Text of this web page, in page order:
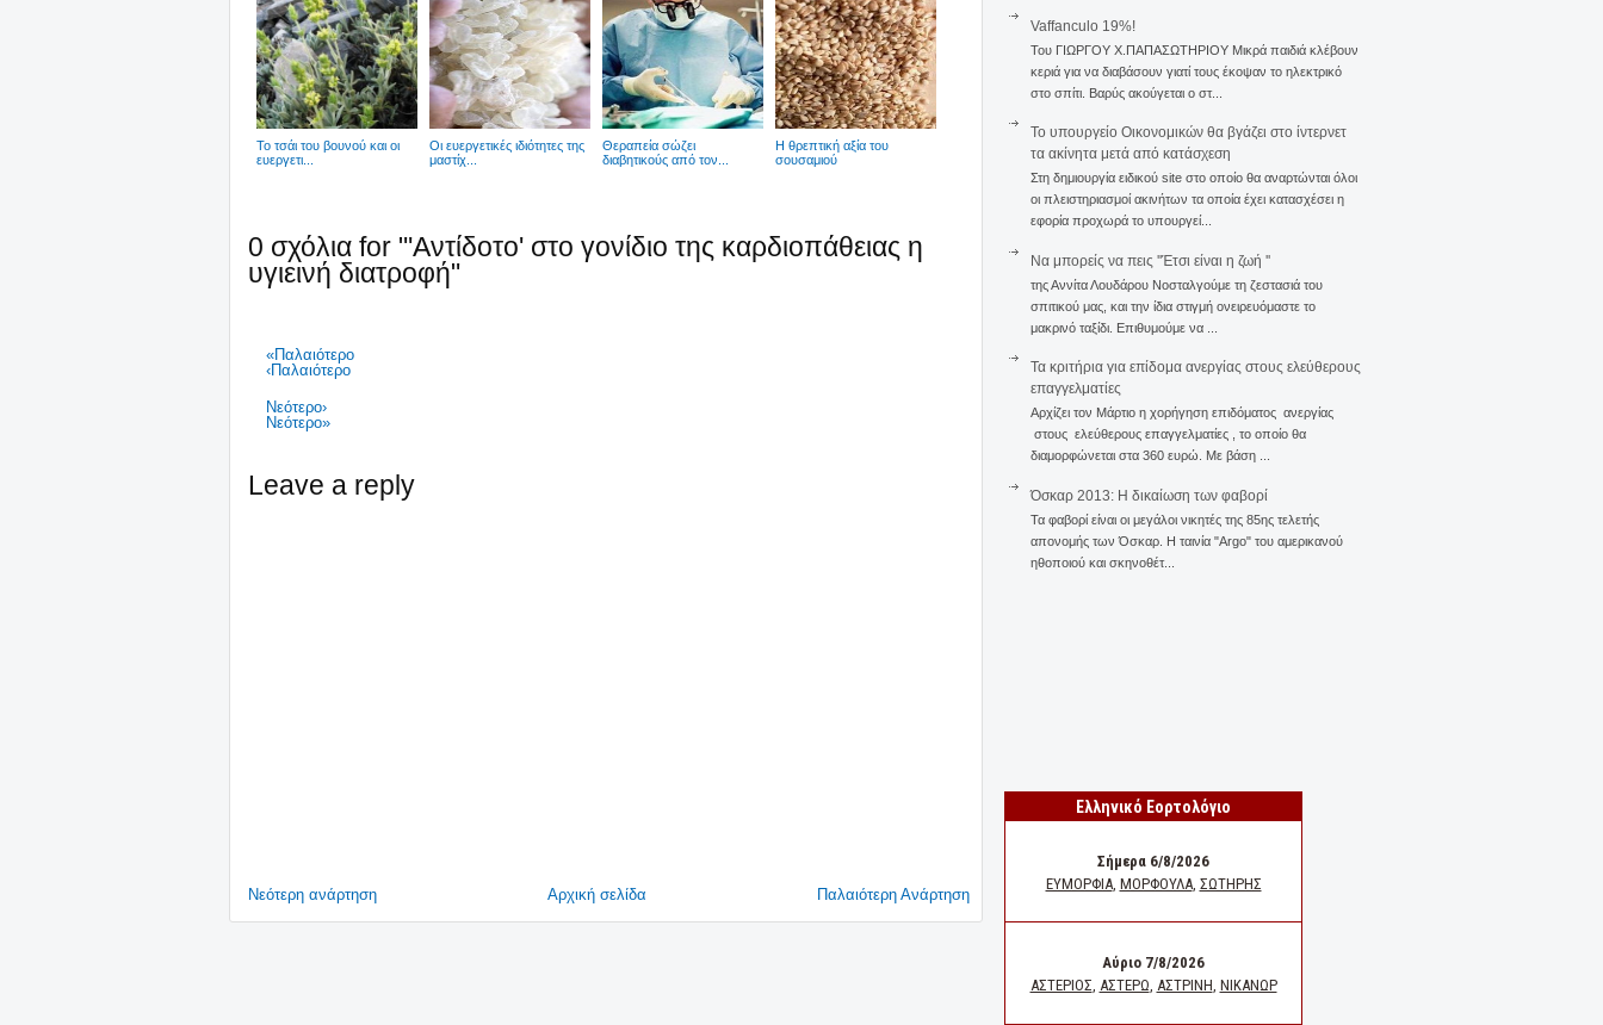
Το τσάι του βουνού και οι
ευεργετι...
Οι ευεργετικές ιδιότητες της
μαστίχ...
Θεραπεία σώζει
διαβητικούς από τον...
Η θρεπτική αξία του
σουσαμιού
0 σχόλια for "'Αντίδοτο' στο γονίδιο της καρδιοπάθειας η
υγιεινή διατροφή"
«Παλαιότερο
‹Παλαιότερο
Νεότερο›
Νεότερο»
Leave a reply
Νεότερη ανάρτηση Παλαιότερη Ανάρτηση
Αρχική σελίδα
Vaffanculo 19%!
Του ΓΙΩΡΓΟΥ Χ.ΠΑΠΑΣΩΤΗΡΙΟΥ Μικρά παιδιά κλέβουν
κεριά για να διαβάσουν γιατί τους έκοψαν το ηλεκτρικό
στο σπίτι. Βαρύς ακούγεται ο στ...
To υπουργείο Οικονομικών θα βγάζει στο ίντερνετ
τα ακίνητα μετά από κατάσχεση
Στη δημιουργία ειδικού site στο οποίο θα αναρτώνται όλοι
οι πλειστηριασμοί ακινήτων τα οποία έχει κατασχέσει η
εφορία προχωρά το υπουργεί...
Να μπορείς να πεις ''Έτσι είναι η ζωή ''
της Αννίτα Λουδάρου Νοσταλγούμε τη ζεστασιά του
σπιτικού μας, και την ίδια στιγμή ονειρευόμαστε το
μακρινό ταξίδι. Επιθυμούμε να ...
Τα κριτήρια για επίδομα ανεργίας στους ελεύθερους
επαγγελματίες
Αρχίζει τον Μάρτιο η χορήγηση επιδόματος ανεργίας
στους ελεύθερους επαγγελματίες , το οποίο θα
διαμορφώνεται στα 360 ευρώ. Με βάση ...
Όσκαρ 2013: Η δικαίωση των φαβορί
Τα φαβορί είναι οι μεγάλοι νικητές της 85ης τελετής
απονομής των Όσκαρ. Η ταινία "Αrgo" του αμερικανού
ηθοποιού και σκηνοθέτ...